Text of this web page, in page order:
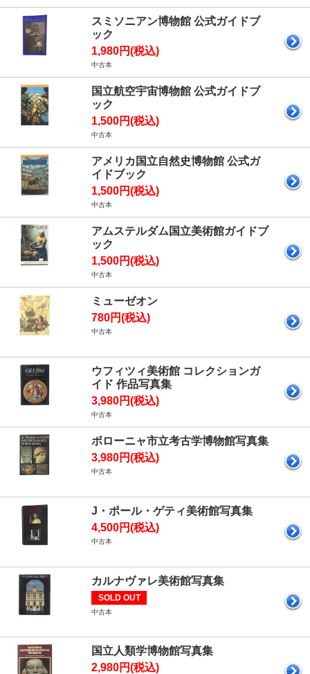
スミソニアン博物館 公式ガイドブ
ック
1,980円(税込)
中古本
国立航空宇宙博物館 公式ガイドブ
ック
1,500円(税込)
中古本
アメリカ国立自然史博物館 公式ガ
イドブック
1,500円(税込)
中古本
アムステルダム国立美術館ガイドブ
ック
1,500円(税込)
中古本
ミューゼオン
780円(税込)
中古本
ウフィツィ美術館 コレクションガ
イド 作品写真集
3,980円(税込)
中古本
ボローニャ市立考古学博物館写真集
3,980円(税込)
中古本
J・ポール・ゲティ美術館写真集
4,500円(税込)
中古本
カルナヴァレ美術館写真集
SOLD OUT
中古本
国立人類学博物館写真集
2,980円(税込)